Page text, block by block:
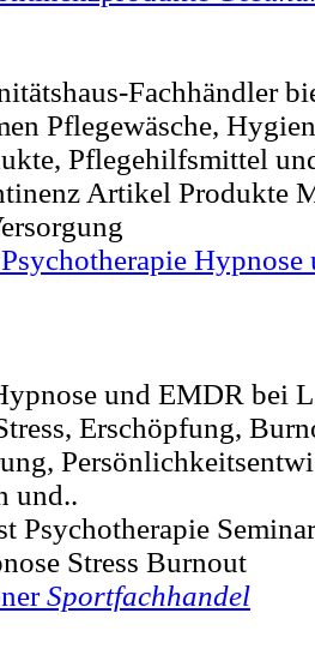
Fachhändler
Pflegewäsche,
Pflegehilfsmittel
Artikel Produkte
Hypnose
und EMDR bei
Erschöpfung,
und..
Psychotherapie
Stress Burnout
Sportfachhandel